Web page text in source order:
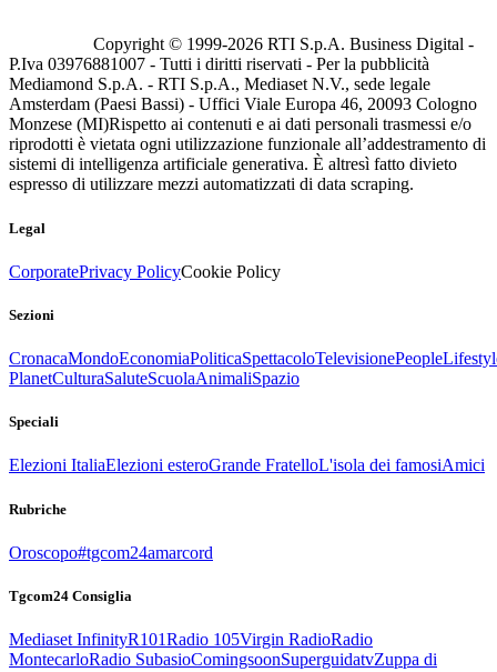
Copyright © 1999-2026 RTI S.p.A. Business Digital -
P.Iva 03976881007 - Tutti i diritti riservati - Per la pubblicità
Mediamond S.p.A. - RTI S.p.A., Mediaset N.V., sede legale
Amsterdam (Paesi Bassi) - Uffici Viale Europa 46, 20093 Cologno
Monzese (MI)Rispetto ai contenuti e ai dati personali trasmessi e/o
riprodotti è vietata ogni utilizzazione funzionale all’addestramento di
sistemi di intelligenza artificiale generativa. È altresì fatto divieto
espresso di utilizzare mezzi automatizzati di data scraping.
Legal
CorporatePrivacy PolicyCookie Policy
Sezioni
CronacaMondoEconomiaPoliticaSpettacoloTelevisionePeople
PlanetCulturaSaluteScuolaAnimaliSpazio
Speciali
Elezioni ItaliaElezioni esteroGrande FratelloL'isola dei famosiAmici
Rubriche
Oroscopo#tgcom24amarcord
Tgcom24 Consiglia
Mediaset InfinityR101Radio 105Virgin RadioRadio
MontecarloRadio SubasioComingsoonSuperguidatvZuppa di